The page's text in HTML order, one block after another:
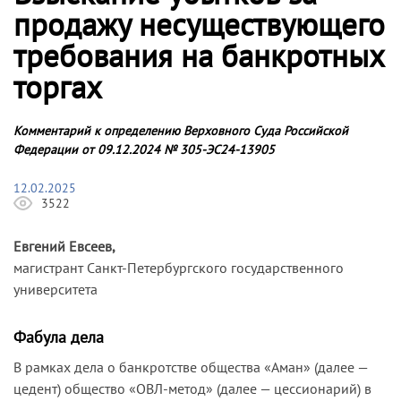
продажу несуществующего
требования на банкротных
торгах
Комментарий к определению Верховного Суда Российской
Федерации от 09.12.2024 № 305-ЭС24-13905
12.02.2025
3522
Евгений Евсеев,
магистрант Санкт-Петербургского государственного
университета
Фабула дела
В рамках дела о банкротстве общества «Аман» (далее —
цедент) общество «ОВЛ-метод» (далее — цессионарий) в